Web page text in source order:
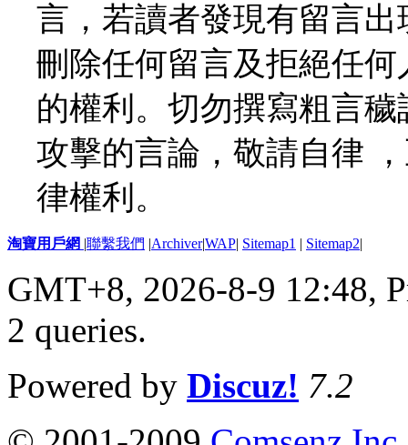
言，若讀者發現有留言
刪除任何留言及拒絕任
的權利。切勿撰寫粗言
攻擊的言論，敬請自律
律權利。
淘寶用戶網 |聯繫我們 |Archiver|WAP| Sitemap1 | Sitemap2|
GMT+8, 2026-8-9 12:48,
2 queries.
Powered by Discuz! 7.2